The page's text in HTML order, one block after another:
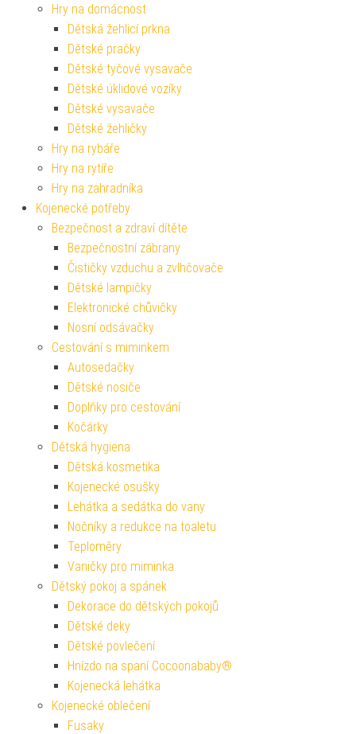
Hry na domácnost
Dětská žehlicí prkna
Dětské pračky
Dětské tyčové vysavače
Dětské úklidové vozíky
Dětské vysavače
Dětské žehličky
Hry na rybáře
Hry na rytíře
Hry na zahradníka
Kojenecké potřeby
Bezpečnost a zdraví dítěte
Bezpečnostní zábrany
Čističky vzduchu a zvlhčovače
Dětské lampičky
Elektronické chůvičky
Nosní odsávačky
Cestování s miminkem
Autosedačky
Dětské nosiče
Doplňky pro cestování
Kočárky
Dětská hygiena
Dětská kosmetika
Kojenecké osušky
Lehátka a sedátka do vany
Nočníky a redukce na toaletu
Teploměry
Vaničky pro miminka
Dětský pokoj a spánek
Dekorace do dětských pokojů
Dětské deky
Dětské povlečení
Hnízdo na spaní Cocoonababy®
Kojenecká lehátka
Kojenecké oblečení
Fusaky